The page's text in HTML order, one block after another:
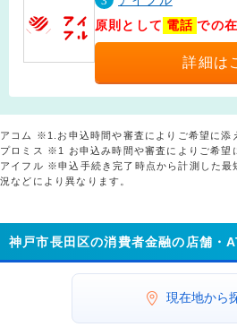
原則として 電話 での
詳細は
アコム ※1.お申込時間や審査によりご希望に添
プロミス ※1 お申込み時間や審査によりご希望
アイフル ※申込手続き完了時点から計測した最
況などにより異なります。
神戸市長田区の消費者金融の店舗・
現在地から